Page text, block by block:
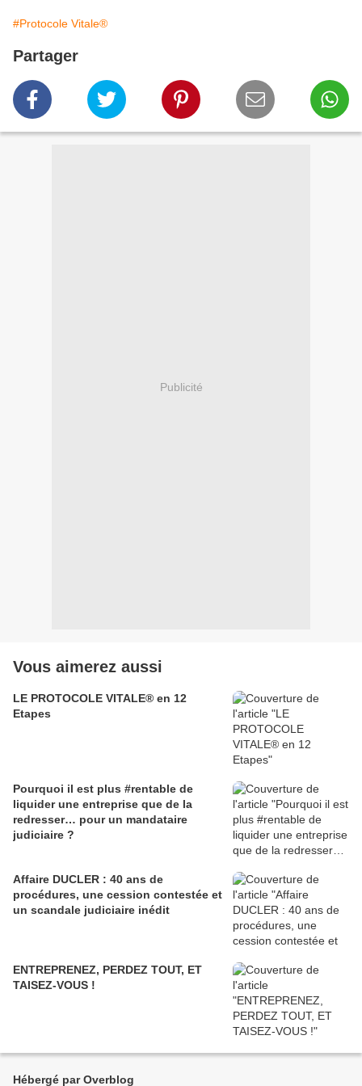
#Protocole Vitale®
Partager
Publicité
Vous aimerez aussi
LE PROTOCOLE VITALE® en 12
Etapes
Pourquoi il est plus #rentable de
liquider une entreprise que de la
redresser… pour un mandataire
judiciaire ?
Affaire DUCLER : 40 ans de
procédures, une cession contestée et
un scandale judiciaire inédit
ENTREPRENEZ, PERDEZ TOUT, ET
TAISEZ-VOUS !
Hébergé par Overblog